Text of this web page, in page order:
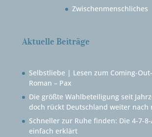
Zwischenmenschliches
Aktuelle Beiträge
Selbstliebe | Lesen zum Coming-
Roman – Pax
Die größte Wahlbeteiligung seit
doch rückt Deutschland weiter nach
Schneller zur Ruhe finden: Die 4-7-
einfach erklärt